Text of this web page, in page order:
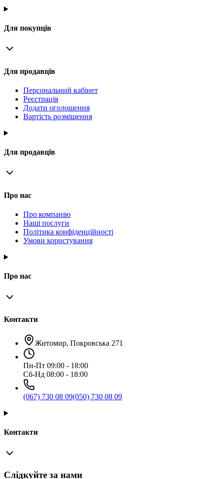
Для покупців
Для продавців
Персональний кабінет
Реєстрація
Додати оголошення
Вартість розміщення
Для продавців
Про нас
Про компанію
Наші послуги
Політика конфіденційності
Умови користування
Про нас
Контакти
Житомир, Покровська 271
Пн-Пт 09:00 - 18:00
Сб-Нд 08:00 - 18:00
(067) 730 08 09(050) 730 08 09
Контакти
Слідкуйте за нами